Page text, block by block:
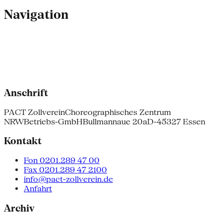
Navigation
Anschrift
PACT ZollvereinChoreographisches Zentrum
NRWBetriebs-GmbHBullmannaue 20aD-45327 Essen
Kontakt
Fon 0201.289 47 00
Fax 0201.289 47 2100
info@pact-zollverein.de
Anfahrt
Archiv